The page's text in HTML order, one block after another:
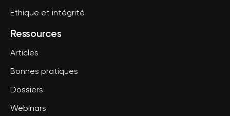
Ethique et intégrité
Ressources
Articles
Bonnes pratiques
Dossiers
Webinars